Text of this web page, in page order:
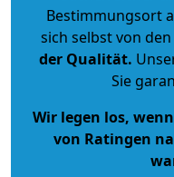
Bestimmungsort
sich selbst von den
der Qualität.
Sie
Wir legen los,
von Ratingen